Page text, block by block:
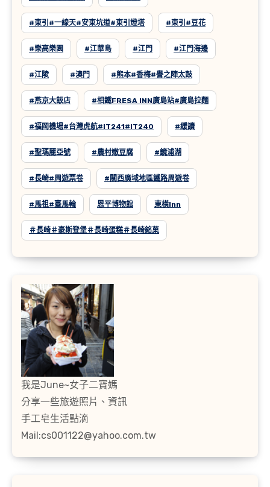
#東引#一線天#安東坑道#東引燈塔 #東引#豆花
#樂高樂園 #江華島 #江門 #江門海邊
#江陵 #澳門 #熊本#香梅#譽之陣太鼓
#燕京大飯店 #相鐵FRESA INN廣島站#廣島拉麵
#福岡機場#台灣虎航#IT241#IT240 #緩讀
#聖瑪麗亞號 #農村嫩豆腐 #鏡浦湖
#長崎#周遊票卷 #關西廣域地區鐵路周遊卷
#馬祖#臺馬輪 恩平博物館 東橫inn
＃長崎＃豪斯登堡＃長崎蛋糕＃長崎銘菓
我是June~女子二寶媽
分享一些旅遊照片、資訊
手工皂生活點滴
Mail:cs001122@yahoo.com.tw